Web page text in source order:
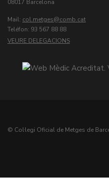
08017 Barcelona
Mail: col.metges
Teléfon: 93 567 88 88
VEURE DELEGACIONS
© Col·legi Oficial de Metges de